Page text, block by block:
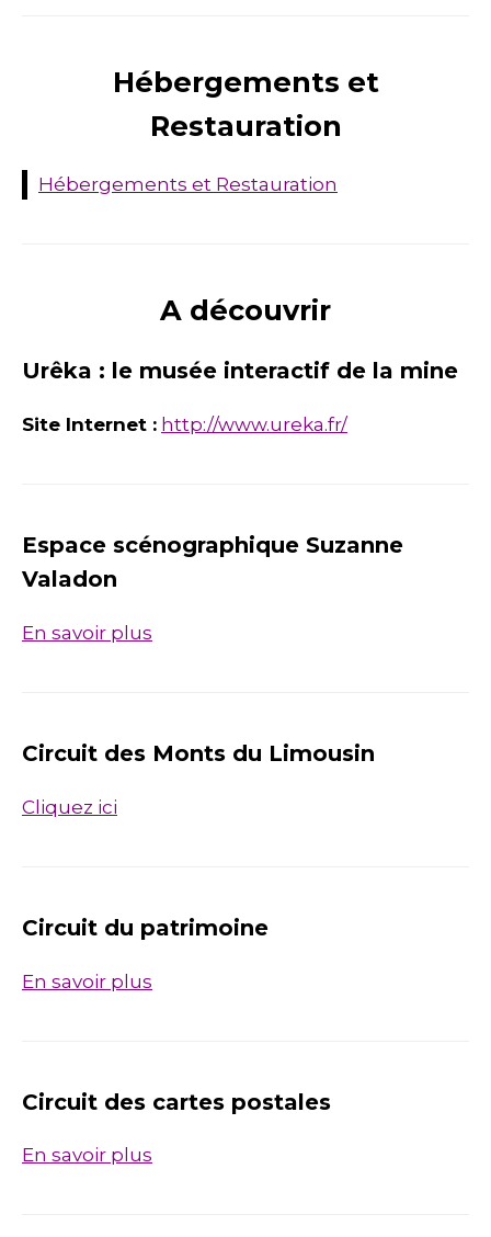
Hébergements et
Restauration
Hébergements et Restauration
A découvrir
Urêka : le musée interactif de la mine
Site Internet : http://www.ureka.fr/
Espace scénographique Suzanne
Valadon
En savoir plus
Circuit des Monts du Limousin
Cliquez ici
Circuit du patrimoine
En savoir plus
Circuit des cartes postales
En savoir plus